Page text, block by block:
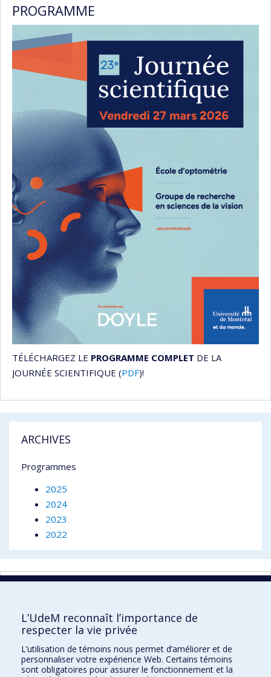
PROGRAMME
TÉLÉCHARGEZ LE PROGRAMME COMPLET DE LA
JOURNÉE SCIENTIFIQUE (PDF)!
ARCHIVES
Programmes
2025
2024
2023
2022
École d'optométrie
3744 Jean-Brillant
L’UdeM reconnaît l’importance de
respecter la vie privée
L’utilisation de témoins nous permet d’améliorer et de
personnaliser votre expérience Web. Certains témoins
sont obligatoires pour assurer le fonctionnement et la